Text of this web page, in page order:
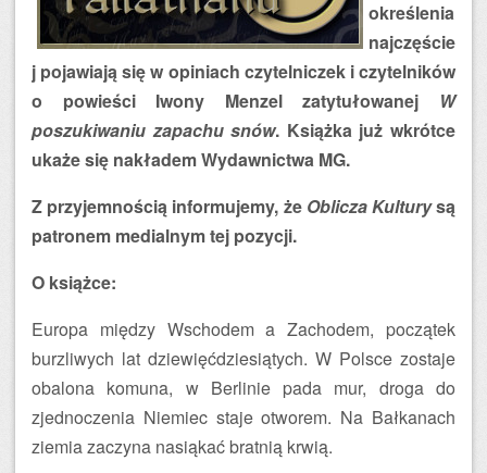
określenia
najczęście
j pojawiają się w opiniach czytelniczek i czytelników
o powieści Iwony Menzel zatytułowanej W
poszukiwaniu zapachu snów. Książka już wkrótce
ukaże się nakładem Wydawnictwa MG.
Z przyjemnością informujemy, że Oblicza Kulturysą
patronem medialnym tej pozycji.
O książce:
Europa między Wschodem a Zachodem, początek
burzliwych lat dziewięćdziesiątych. W Polsce zostaje
obalona komuna, w Berlinie pada mur, droga do
zjednoczenia Niemiec staje otworem. Na Bałkanach
ziemia zaczyna nasiąkać bratnią krwią.